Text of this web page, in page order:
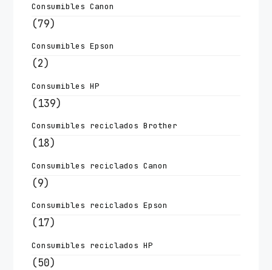
Consumibles Canon
(79)
Consumibles Epson
(2)
Consumibles HP
(139)
Consumibles reciclados Brother
(18)
Consumibles reciclados Canon
(9)
Consumibles reciclados Epson
(17)
Consumibles reciclados HP
(50)